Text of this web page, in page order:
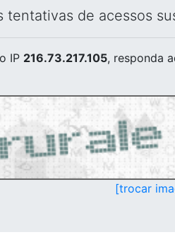
tentativas de acessos
IP 216.73.217.105, responda
[trocar